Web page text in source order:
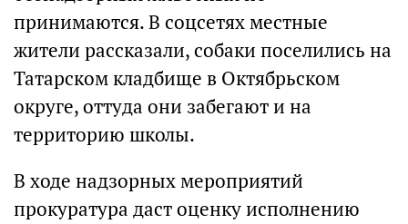
принимаются. В соцсетях местные
жители рассказали, собаки поселились на
Татарском кладбище в Октябрьском
округе, оттуда они забегают и на
территорию школы.
В ходе надзорных мероприятий
прокуратура даст оценку исполнению